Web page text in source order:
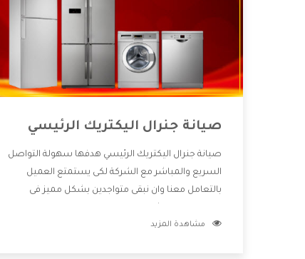
صيانة جنرال اليكتريك الرئيسي
صيانة جنرال اليكتريك الرئيسي هدفها سهولة التواصل
السريع والمباشر مع الشركة لكى يستمتع العميل
بالتعامل معنا وان نبقى متواجدين بشكل مميز فى
للعميل وان يستمتع بالخدمات التى تنفرد الشركة بها
مشاهدة المزيد